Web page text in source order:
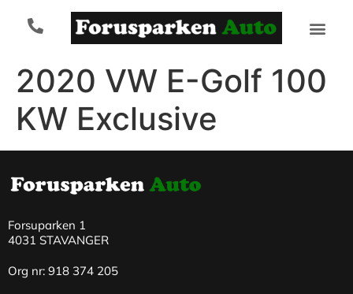
2020 VW E-Golf 100
KW Exclusive
Forsuparken 1
4031 STAVANGER
Org nr: 918 374 205